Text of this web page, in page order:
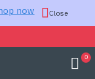
now Close
0